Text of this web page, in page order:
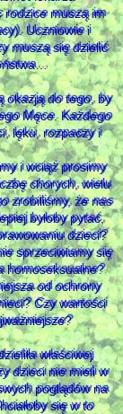
rodzice muszą im
Uczniowie i
muszą się dzielić
okazją do tego, by
Męce. Każdego
lęku, rozpaczy i
i wciąż prosimy
chorych, wielu
zrobiliśmy, że nas
byłoby pytać,
dzieci?
sprzeciwiamy się
homoseksualne?
od ochrony
Czy wartości
właściwej
dzieci nie mieli w
poglądów na
się w to